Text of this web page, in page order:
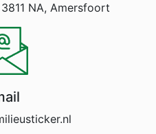
NA, Amersfoort